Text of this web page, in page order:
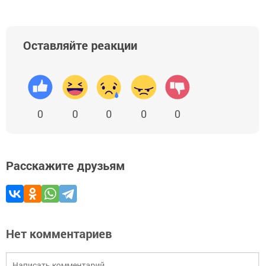
Оставляйте реакции
0 0 0 0 0
Расскажите друзьям
Нет комментариев